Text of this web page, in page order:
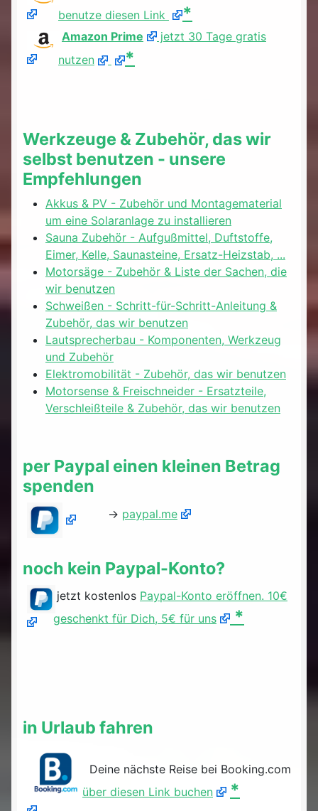
benutze diesen Link *
Amazon Prime
jetzt 30 Tage gratis
nutzen
*
Werkzeuge & Zubehör, das wir
selbst benutzen - unsere
Empfehlungen
Akkus & PV - Zubehör und Montagematerial
um eine Solaranlage zu installieren
Sauna Zubehör - Aufgußmittel, Duftstoffe,
Eimer, Kelle, Saunasteine, Ersatz-Heizstab, ...
Motorsäge - Zubehör & Liste der Sachen, die
wir benutzen
Schweißen - Schritt-für-Schritt-Anleitung &
Zubehör, das wir benutzen
Lautsprecherbau - Komponenten, Werkzeug
und Zubehör
Elektromobilität - Zubehör, das wir benutzen
Motorsense & Freischneider - Ersatzteile,
Verschleißteile & Zubehör, das wir benutzen
per Paypal einen kleinen Betrag
spenden
-> paypal.me
noch kein Paypal-Konto?
jetzt kostenlos Paypal-Konto eröffnen. 10€
geschenkt für Dich, 5€ für uns
*
in Urlaub fahren
Deine nächste Reise bei Booking.com
über diesen Link buchen
*